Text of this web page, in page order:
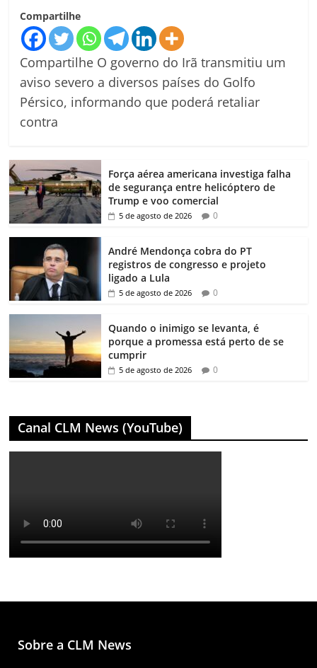
Compartilhe
Compartilhe O governo do Irã transmitiu um
aviso severo a diversos países do Golfo
Pérsico, informando que poderá retaliar
contra
Força aérea americana investiga falha
de segurança entre helicóptero de
Trump e voo comercial
5 de agosto de 2026 0
André Mendonça cobra do PT
registros de congresso e projeto
ligado a Lula
5 de agosto de 2026 0
Quando o inimigo se levanta, é
porque a promessa está perto de se
cumprir
5 de agosto de 2026 0
Canal CLM News (YouTube)
Sobre a CLM News